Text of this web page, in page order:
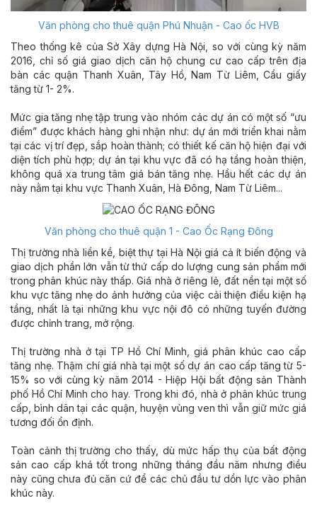
Văn phòng cho thuê quận Phú Nhuận - Cao ốc HVB
Theo thống kê của Sở Xây dựng Hà Nội, so với cùng kỳ năm
2016, chỉ số giá giao dịch căn hộ chung cư cao cấp trên địa
bàn các quận Thanh Xuân, Tây Hồ, Nam Từ Liêm, Cầu giấy
tăng từ 1- 2%.
Mức gia tăng nhẹ tập trung vào nhóm các dự án có một số “ưu
điểm” được khách hàng ghi nhận như: dự án mới triển khai nằm
tại các vị trí đẹp, sắp hoàn thành; có thiết kế căn hộ hiện đại với
diện tích phù hợp; dự án tại khu vực đã có hạ tầng hoàn thiện,
không quá xa trung tâm giá bán tăng nhẹ. Hầu hết các dự án
này nằm tại khu vực Thanh Xuân, Hà Đông, Nam Từ Liêm...
Văn phòng cho thuê quận 1 - Cao Ốc Rạng Đông
Thị trường nhà liền kề, biệt thự tại Hà Nội giá cả ít biến động và
giao dịch phần lớn vẫn từ thứ cấp do lượng cung sản phẩm mới
trong phân khúc này thấp. Giá nhà ở riêng lẻ, đất nền tại một số
khu vực tăng nhẹ do ảnh hưởng của việc cải thiện điều kiện hạ
tầng, nhất là tại những khu vực nội đô có những tuyến đường
được chỉnh trang, mở rộng.
Thị trường nhà ở tại TP Hồ Chí Minh, giá phân khúc cao cấp
tăng nhẹ. Thậm chí giá nhà tại một số dự án cao cấp tăng từ 5-
15% so với cùng kỳ năm 2014 - Hiệp Hội bất động sản Thành
phố Hồ Chí Minh cho hay. Trong khi đó, nhà ở phân khúc trung
cấp, bình dân tại các quận, huyện vùng ven thì vẫn giữ mức giá
tương đối ổn định.
Toàn cảnh thị trường cho thấy, dù mức hấp thụ của bất động
sản cao cấp khá tốt trong những tháng đầu năm nhưng điều
này cũng chưa đủ căn cứ để các chủ đầu tư dồn lực vào phân
khúc này.